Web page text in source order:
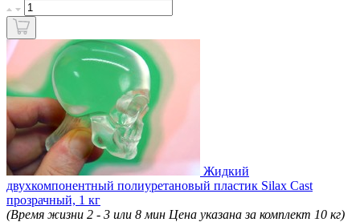
Жидкий
двухкомпонентный полиуретановый пластик Silax Cast
прозрачный, 1 кг
(Время жизни 2 - 3 или 8 мин Цена указана за комплект 10 кг)